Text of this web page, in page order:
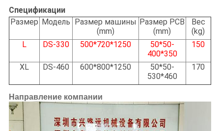
Спецификации
Размер Модель
Размер машины
(mm)
Размер PCB
(mm)
Вес
(kg)
L
DS-330 500*720*1250
50*50-
400*350
150
XL DS-460 600*800*1250
50*50-
530*460
170
Направление компании